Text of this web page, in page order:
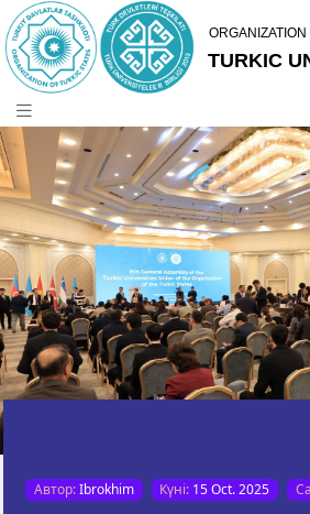
Автор:Ibrokhim Күні: 15 Oct. 2025